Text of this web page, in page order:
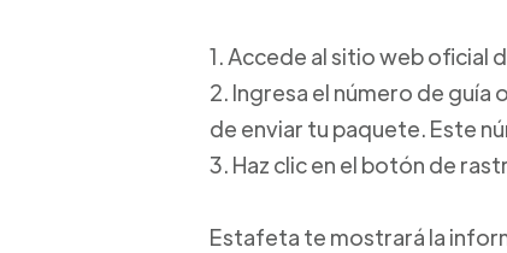
1. Accede al sitio web oficial
2. Ingresa el número de
de enviar tu paquete. Este
3. Haz clic en el botón de
Estafeta te mostrará la